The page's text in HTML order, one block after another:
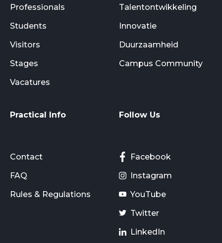
Professionals
Students
Visitors
Stages
Vacatures
Talentontwikkeling
Innovatie
Duurzaamheid
Campus Community
Practical Info
Contact
FAQ
Rules & Regulations
Follow Us
Facebook
Instagram
YouTube
Twitter
LinkedIn